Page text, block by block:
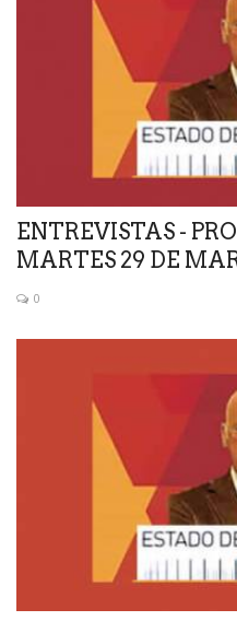
ENTREVISTAS -
MARTES 29 DE
0